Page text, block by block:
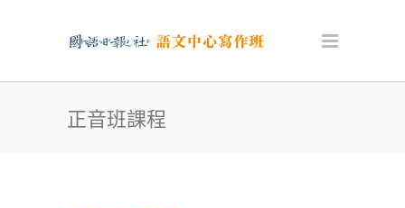
正音班課程